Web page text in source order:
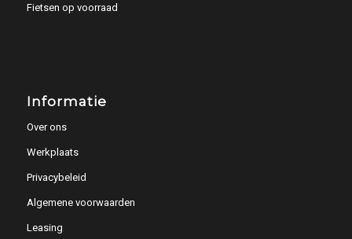
Fietsen op voorraad
Informatie
Over ons
Werkplaats
Privacybeleid
Algemene voorwaarden
Leasing